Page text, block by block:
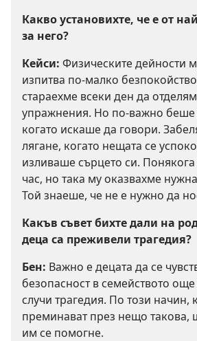
Какво установихте, че е от
за него?
Кейси: Физическите дейности
изпитва по-малко
стараехме всеки ден да
упражнения. Но по-важно беше
когато искаше да говори.
лягане, когато нещата се
изливаше сърцето си.
час, но така му оказвахме
Той знаеше, че не е нужно да
Какъв съвет бихте дали на
деца са преживели трагедия?
Бен: Важно е децата да се
безопасност в семейството още
случи трагедия. По този начин,
преминават през нещо такова,
им се помогне.